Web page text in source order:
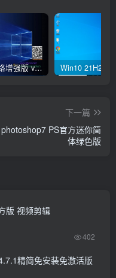
帽帽PE网络增强版 v2.4版本
下一篇
photoshop7 PS官方迷你简
体绿色版
版 视频剪辑
402
精简免安装免激活版